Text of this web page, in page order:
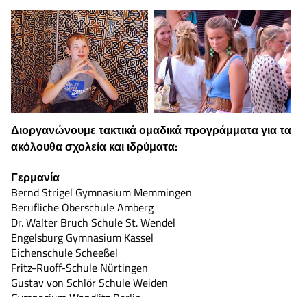
Διοργανώνουμε τακτικά ομαδικά προγράμματα για τα
ακόλουθα σχολεία και ιδρύματα:
Γερμανία
Bernd Strigel Gymnasium Memmingen
Berufliche Oberschule Amberg
Dr. Walter Bruch Schule St. Wendel
Engelsburg Gymnasium Kassel
Eichenschule Scheeßel
Fritz-Ruoff-Schule Nürtingen
Gustav von Schlör Schule Weiden